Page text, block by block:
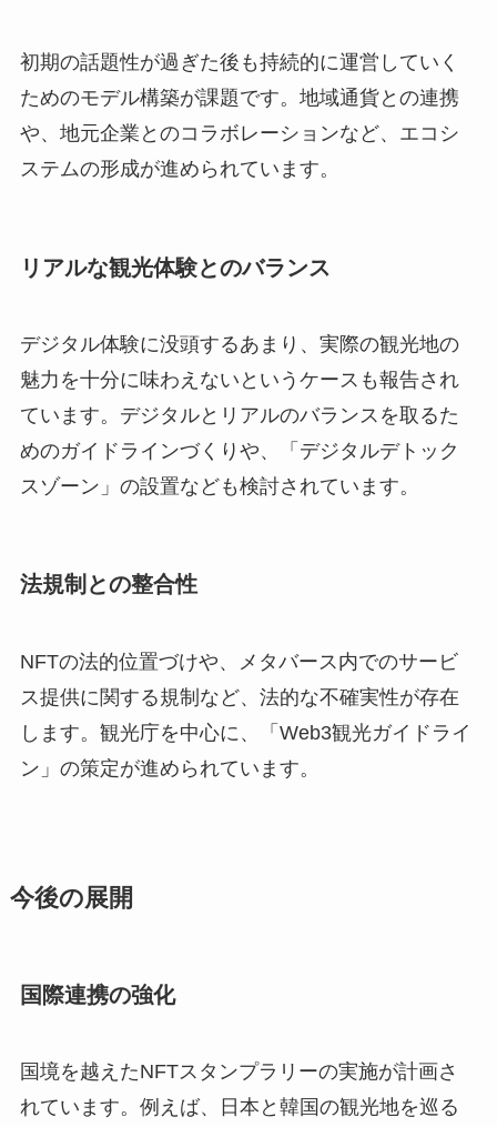
初期の話題性が過ぎた後も持続的に運営していく
ためのモデル構築が課題です。地域通貨との連携
や、地元企業とのコラボレーションなど、エコシ
ステムの形成が進められています。
リアルな観光体験とのバランス
デジタル体験に没頭するあまり、実際の観光地の
魅力を十分に味わえないというケースも報告され
ています。デジタルとリアルのバランスを取るた
めのガイドラインづくりや、「デジタルデトック
スゾーン」の設置なども検討されています。
法規制との整合性
NFTの法的位置づけや、メタバース内でのサービ
ス提供に関する規制など、法的な不確実性が存在
します。観光庁を中心に、「Web3観光ガイドライ
ン」の策定が進められています。
今後の展開
国際連携の強化
国境を越えたNFTスタンプラリーの実施が計画さ
れています。例えば、日本と韓国の観光地を巡る